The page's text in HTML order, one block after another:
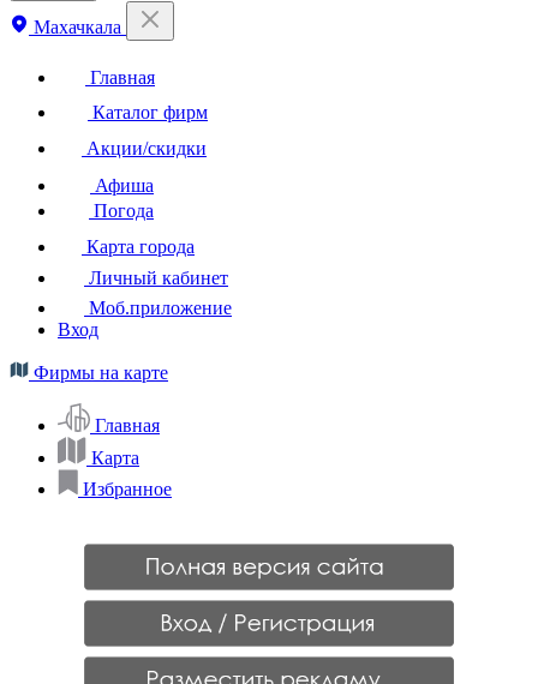
Махачкала
Главная
Каталог фирм
Акции/скидки
Афиша
Погода
Карта города
Личный кабинет
Моб.приложение
Вход
Фирмы на карте
Главная
Карта
Избранное